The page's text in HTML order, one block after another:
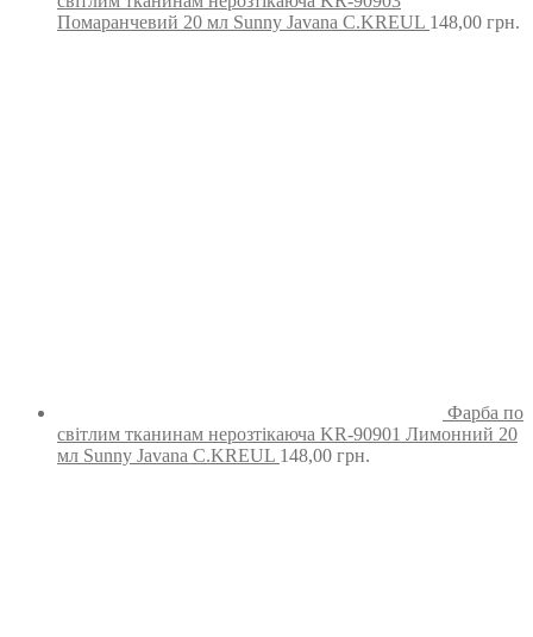
Помаранчевий 20 мл Sunny Javana C.KREUL 148,00 грн.
Фарба по
світлим тканинам нерозтікаюча KR-90901 Лимонний 20
мл Sunny Javana C.KREUL 148,00 грн.